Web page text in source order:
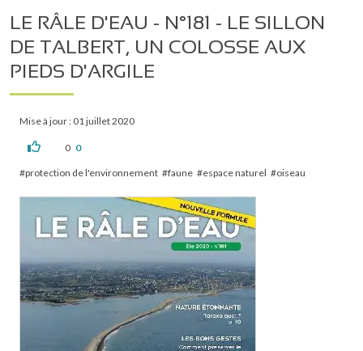
LE RÂLE D'EAU - N°181 - LE SILLON
DE TALBERT, UN COLOSSE AUX
PIEDS D'ARGILE
Mise à jour : 01 juillet 2020
0 0
protection de l'environnement faune espace naturel oiseau